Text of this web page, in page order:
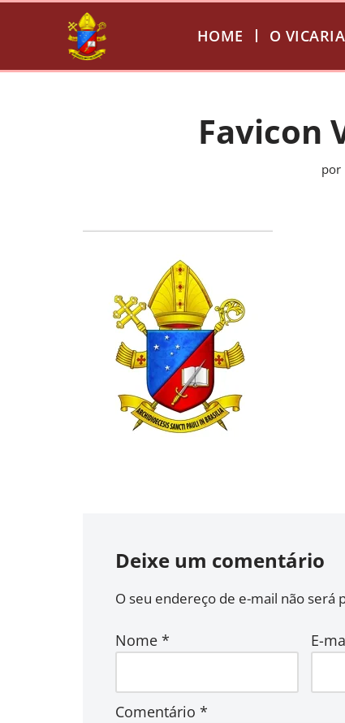
para
HOME O
Favicon
por
Deixe um comentário
O seu endereço de e-mail não será
Nome * E-
Comentário *